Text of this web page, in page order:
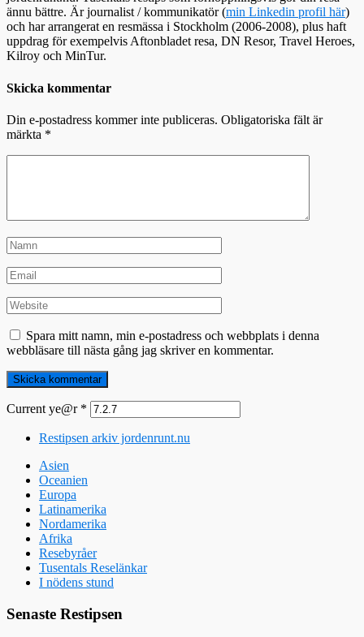
ännu bättre. Är journalist / kommunikatör (min Linkedin profil här)
och har arrangerat en resmässa i Stockholm (2006-2008), plus haft
uppdrag för exempelvis Aftonbladet resa, DN Resor, Travel Heroes,
Kilroy och MinTur.
Skicka kommentar
Din e-postadress kommer inte publiceras. Obligatoriska fält är
märkta *
Spara mitt namn, min e-postadress och webbplats i denna
webbläsare till nästa gång jag skriver en kommentar.
Current ye@r *
Restipsen arkiv jordenrunt.nu
Asien
Oceanien
Europa
Latinamerika
Nordamerika
Afrika
Resebyråer
Tusentals Reselänkar
I nödens stund
Senaste Restipsen